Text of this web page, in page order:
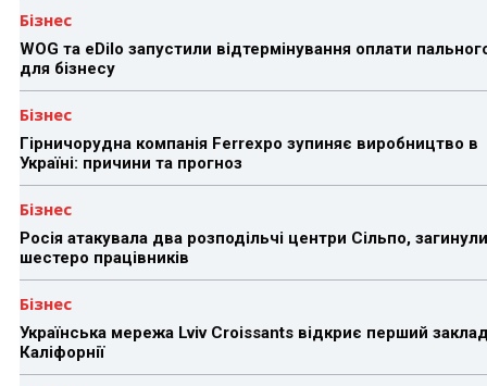
Бізнес
WOG та eDilo запустили відтермінування оплати
для бізнесу
Бізнес
Гірничорудна компанія Ferrexpo зупиняє виробництво в
Україні: причини та прогноз
Бізнес
Росія атакувала два розподільчі центри Сільпо, загинули
шестеро працівників
Бізнес
Українська мережа Lviv Croissants відкриє перший
Каліфорнії